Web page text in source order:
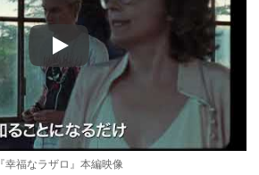
Play
『幸福なラザロ』本編映像